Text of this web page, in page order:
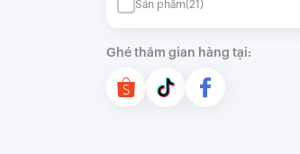
Sản phẩm(21)
Ghé thăm gian hàng tại: